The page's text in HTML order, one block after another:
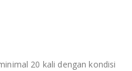
20 kali dengan kondisi